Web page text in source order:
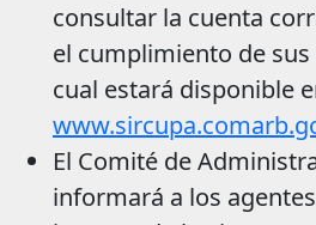
consultar la cuenta
el cumplimiento de
cual estará disponible
El Comité de
informará a los